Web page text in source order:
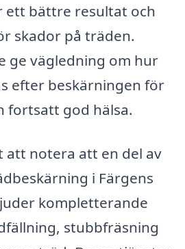
ett bättre resultat och
skador på träden.
ge vägledning om hur
efter beskärningen för
fortsatt god hälsa.
att notera att en del av
i Färgens
kompletterande
stubbfräsning